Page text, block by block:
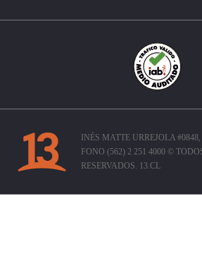
INÉS MATTE URREJOLA
FONO (562) 2 251 4000 ©
RESERVADOS. 13.CL